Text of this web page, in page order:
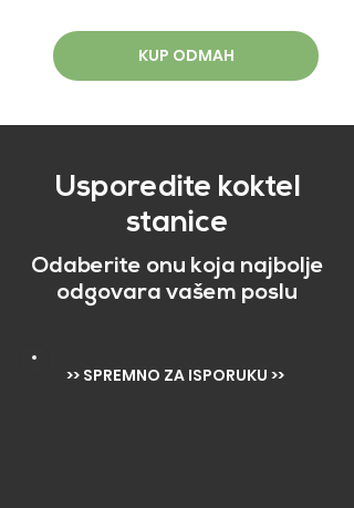
KUP ODMAH
Usporedite koktel
stanice
Odaberite onu koja najbolje
odgovara vašem poslu
>> SPREMNO ZA ISPORUKU >>